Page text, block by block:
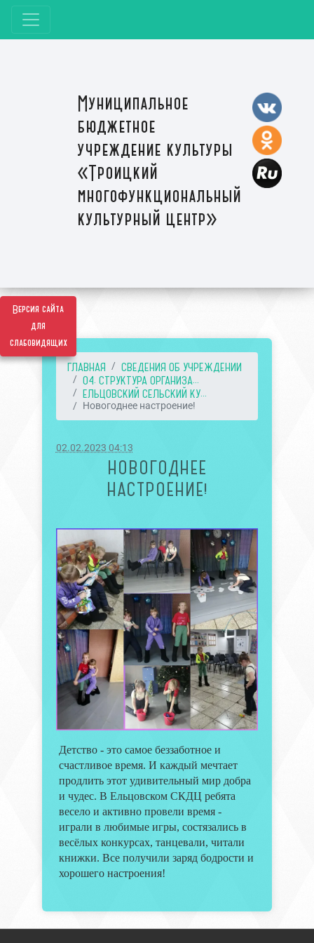
Версия сайта
для
слабовидящих
Муниципальное
бюджетное
учреждение культуры
«Троицкий
многофункциональный
культурный центр»
ГЛАВНАЯ
СВЕДЕНИЯ ОБ УЧРЕЖДЕНИИ
04. СТРУКТУРА ОРГАНИЗА...
ЕЛЬЦОВСКИЙ СЕЛЬСКИЙ КУ...
Новогоднее настроение!
02.02.2023 04:13
НОВОГОДНЕЕ
НАСТРОЕНИЕ!
Детство - это самое беззаботное и
счастливое время. И каждый мечтает
продлить этот удивительный мир добра
и чудес. В Ельцовском СКДЦ ребята
весело и активно провели время -
играли в любимые игры, состязались в
весёлых конкурсах, танцевали, читали
книжки. Все получили заряд бодрости и
хорошего настроения!